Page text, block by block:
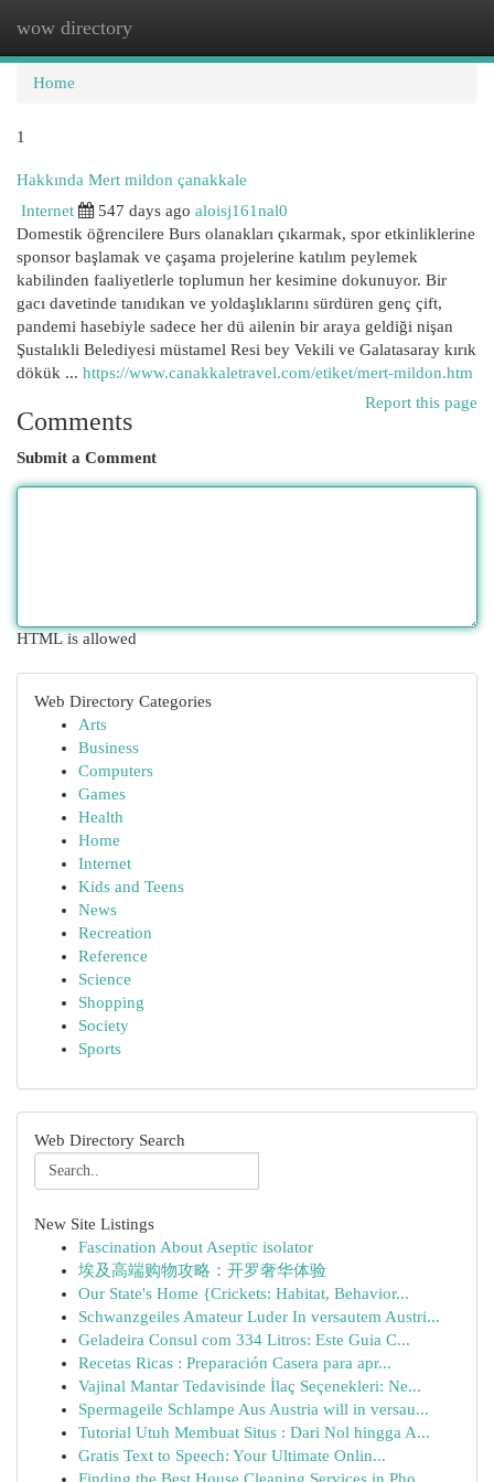
wow directory
Home
1
Hakkında Mert mildon çanakkale
Internet
547 days ago aloisj161nal0
Domestik öğrencilere Burs olanakları çıkarmak, spor etkinliklerine
sponsor başlamak ve çaşama projelerine katılım peylemek
kabilinden faaliyetlerle toplumun her kesimine dokunuyor. Bir
gacı davetinde tanıdıkan ve yoldaşlıklarını sürdüren genç çift,
pandemi hasebiyle sadece her dü ailenin bir araya geldiği nişan
Şustalıkli Belediyesi müstamel Resi bey Vekili ve Galatasaray kırık
dökük ... https://www.canakkaletravel.com/etiket/mert-mildon.htm
Report this page
Comments
Submit a Comment
HTML is allowed
Web Directory Categories
Arts
Business
Computers
Games
Health
Home
Internet
Kids and Teens
News
Recreation
Reference
Science
Shopping
Society
Sports
Web Directory Search
New Site Listings
Fascination About Aseptic isolator
埃及高端购物攻略：开罗奢华体验
Our State's Home {Crickets: Habitat, Behavior...
Schwanzgeiles Amateur Luder In versautem Austri...
Geladeira Consul com 334 Litros: Este Guia C...
Recetas Ricas : Preparación Casera para apr...
Vajinal Mantar Tedavisinde İlaç Seçenekleri: Ne...
Spermageile Schlampe Aus Austria will in versau...
Tutorial Utuh Membuat Situs : Dari Nol hingga A...
Gratis Text to Speech: Your Ultimate Onlin...